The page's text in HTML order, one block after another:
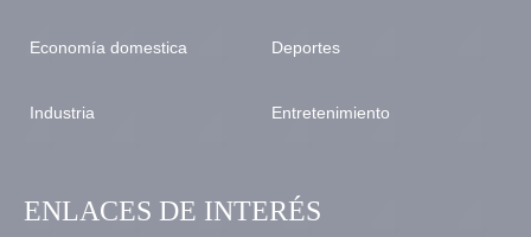
Economía domestica
Industria
Deportes
Entretenimiento
ENLACES DE INTERÉS